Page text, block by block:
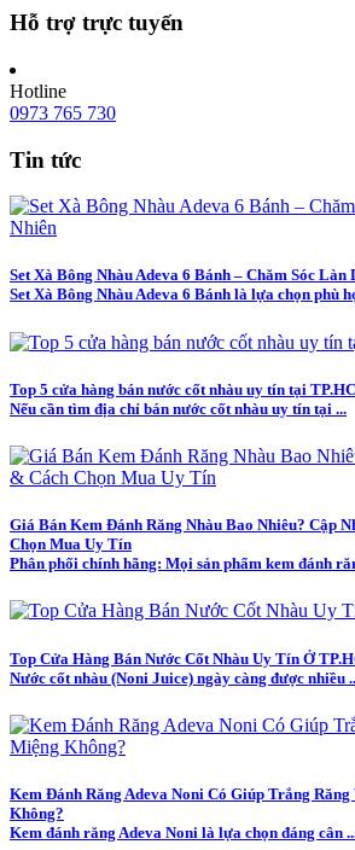
Hỗ trợ trực tuyến
Hotline
0973 765 730
Tin tức
Set Xà Bông Nhàu Adeva 6 Bánh – Chăm Sóc
Set Xà Bông Nhàu Adeva 6 Bánh là lựa chọn phù
Top 5 cửa hàng bán nước cốt nhàu uy tín tại
Nếu cần tìm địa chỉ bán nước cốt nhàu uy tín tại ...
Giá Bán Kem Đánh Răng Nhàu Bao Nhiêu? Cập
Chọn Mua Uy Tín
Phân phối chính hãng: Mọi sản phẩm kem đánh
Top Cửa Hàng Bán Nước Cốt Nhàu Uy Tín Ở
Nước cốt nhàu (Noni Juice) ngày càng được nhiều
Kem Đánh Răng Adeva Noni Có Giúp Trắng
Không?
Kem đánh răng Adeva Noni là lựa chọn đáng cân